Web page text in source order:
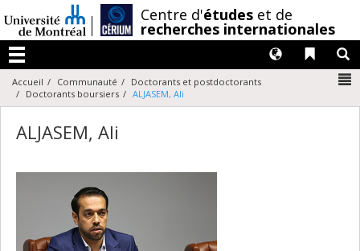
au
contenu
Centre d'études et de
recherches internationales
Menu
Liens
Langues
Accueil Communauté
Doctorants et postdoctorants
Doctorants boursiers
ALJASEM, Ali
ALJASEM, Ali